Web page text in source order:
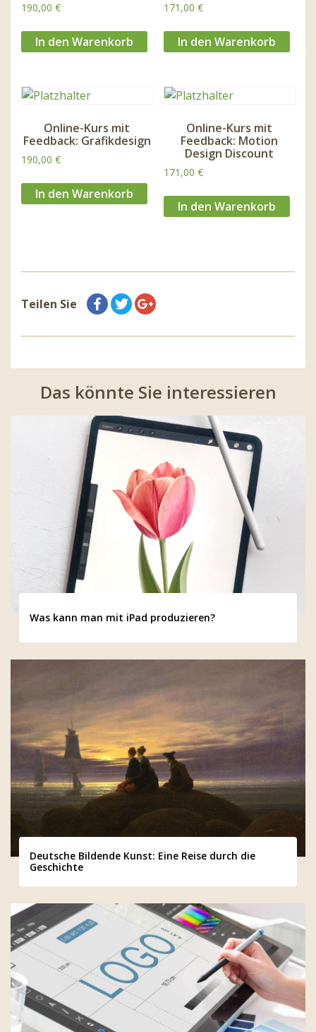
190,00 €
In den Warenkorb
171,00 €
In den Warenkorb
Online-Kurs mit
Feedback: Grafikdesign
190,00 €
In den Warenkorb
Online-Kurs mit
Feedback: Motion
Design Discount
171,00 €
In den Warenkorb
Teilen Sie
Das könnte Sie interessieren
Was kann man mit iPad produzieren?
Deutsche Bildende Kunst: Eine Reise durch die
Geschichte